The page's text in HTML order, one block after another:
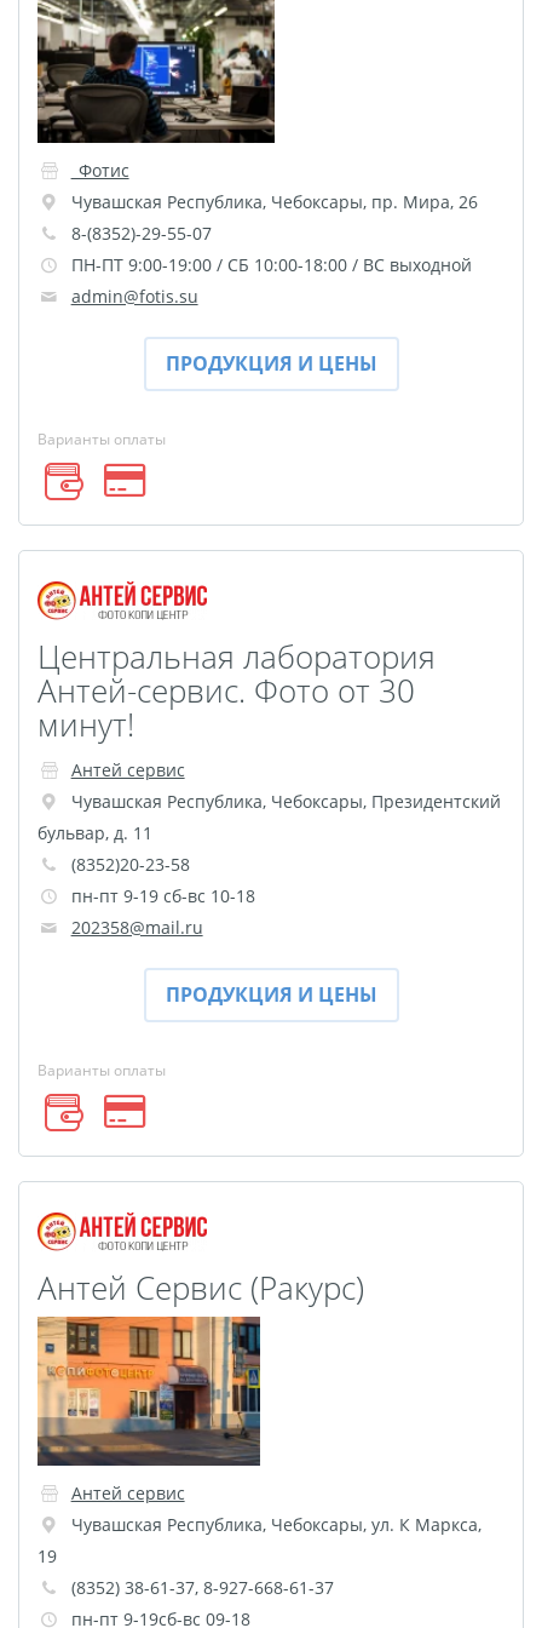
Пластификация
Фотопостер
Печать на
самоклеящемся виниле
Фото на стекле и
акриле
Печать на баннере
Фотообои
Трафареты
Печать на прозрачной
Рекламные конструкции
Широкоформатное
ламинирование
Оформление картин
Накатка Фото на ХДФ
Фото в алюминиевом
багете
Холст на пенокартоне
Фоторама с магнитами
Холст на ДВП
Латексная печать
Фотопечать на
пластике
Картины на досках
Фотопечать на дереве
Самоклеящийся винил
Печать выкроек
Фотопечать больших
размеров
Картины на холсте
Печать чертежей
Холст настольный с
мольбертом
Roll up
Фото на холсте с карт.
осн. УФ
Пресс-воллы
Флип-Флоп портрет
Фото на металле
Печать наклеек
Печать на ПВХ пластике
Фотопазл
_Фотис
Чувашская Республика, Чебоксары, пр. Мира, 26
8-(8352)-29-55-07
ПН-ПТ 9:00-19:00 / СБ 10:00-18:00 / ВС выходной
admin@fotis.su
ПРОДУКЦИЯ И ЦЕНЫ
Варианты оплаты
Центральная лаборатория
Антей-сервис. Фото от 30
минут!
Антей сервис
Чувашская Республика, Чебоксары, Президентский
бульвар, д. 11
(8352)20-23-58
пн-пт 9-19 сб-вс 10-18
202358@mail.ru
ПРОДУКЦИЯ И ЦЕНЫ
Варианты оплаты
Антей Сервис (Ракурс)
Антей сервис
Чувашская Республика, Чебоксары, ул. К Маркса,
19
(8352) 38-61-37, 8-927-668-61-37
пн-пт 9-19сб-вс 09-18